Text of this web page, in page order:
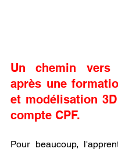
Un chemin
après une
et modélisation
compte CPF.
Pour beaucoup,